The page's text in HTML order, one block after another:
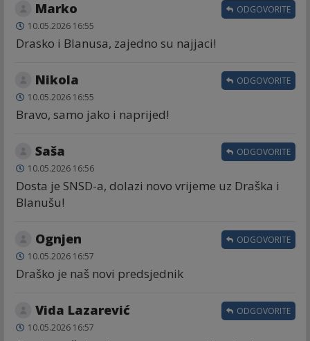
Marko
10.05.2026 16:55
Drasko i Blanusa, zajedno su najjaci!
ODGOVORITE
Nikola
10.05.2026 16:55
Bravo, samo jako i naprijed!
ODGOVORITE
Saša
10.05.2026 16:56
Dosta je SNSD-a, dolazi novo vrijeme uz Draška i
Blanušu!
ODGOVORITE
Ognjen
10.05.2026 16:57
Draško je naš novi predsjednik
ODGOVORITE
Vida Lazarević
10.05.2026 16:57
ODGOVORITE